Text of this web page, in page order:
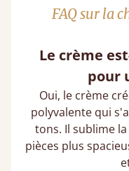
FAQ sur la
Le crème
pour
Oui, le crème
polyvalente qui
tons. Il sublime
pièces plus